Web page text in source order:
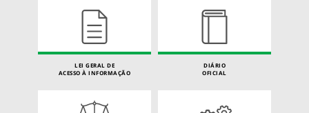
LEI GERAL DE
ACESSO À INFORMAÇÃO
DIÁRIO
OFICIAL